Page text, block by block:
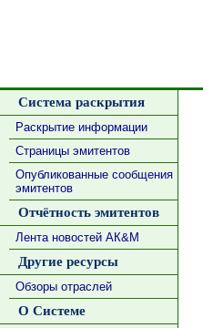
Система раскрытия
Раскрытие информации
Страницы эмитентов
Опубликованные сообщения
эмитентов
Отчётность эмитентов
Лента новостей АК&М
Другие ресурсы
Обзоры отраслей
О Системе